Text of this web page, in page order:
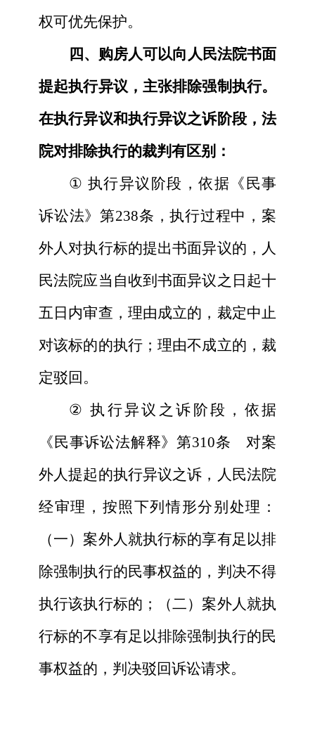
权可优先保护。
四、购房人可以向人民法院书面
提起执行异议，主张排除强制执行。
在执行异议和执行异议之诉阶段，法
院对排除执行的裁判有区别：
① 执行异议阶段，依据《民事
诉讼法》第238条，执行过程中，案
外人对执行标的提出书面异议的，人
民法院应当自收到书面异议之日起十
五日内审查，理由成立的，裁定中止
对该标的的执行；理由不成立的，裁
定驳回。
② 执行异议之诉阶段，依据
《民事诉讼法解释》第310条 对案
外人提起的执行异议之诉，人民法院
经审理，按照下列情形分别处理：
（一）案外人就执行标的享有足以排
除强制执行的民事权益的，判决不得
执行该执行标的；（二）案外人就执
行标的不享有足以排除强制执行的民
事权益的，判决驳回诉讼请求。